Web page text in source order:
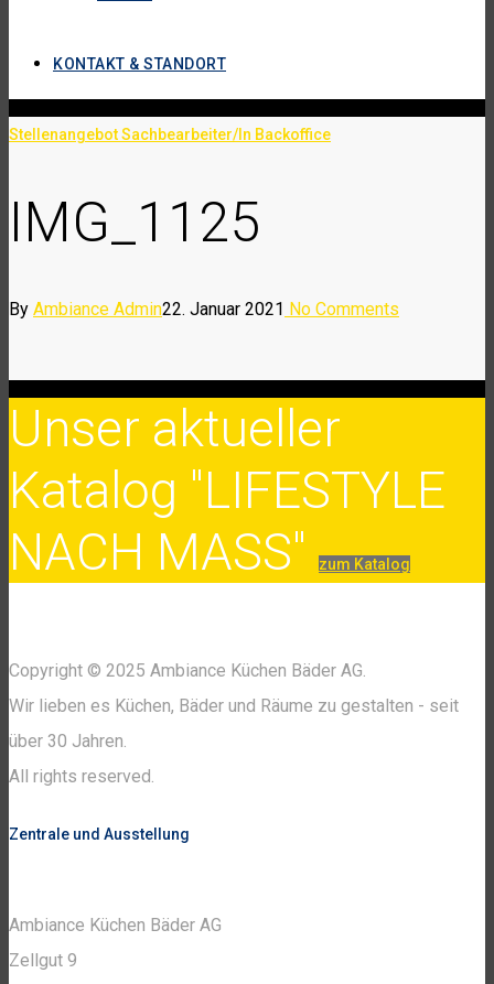
KONTAKT & STANDORT
Stellenangebot Sachbearbeiter/In Backoffice
IMG_1125
By Ambiance Admin22. Januar 2021 No Comments
Unser aktueller
Katalog "LIFESTYLE
NACH MASS"
zum Katalog
Copyright © 2025 Ambiance Küchen Bäder AG.
Wir lieben es Küchen, Bäder und Räume zu gestalten - seit
über 30 Jahren.
All rights reserved.
Zentrale und Ausstellung
Ambiance Küchen Bäder AG
Zellgut 9